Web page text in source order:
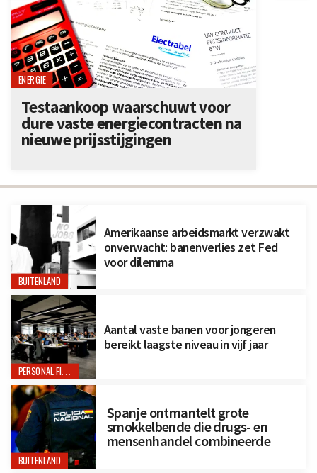
BUITENLAND
Amerikaanse arbeidsmarkt verzwakt
onverwacht: banenverlies zet Fed
voor dilemma
PERSONAL FINANCE
Aantal vaste banen voor jongeren
bereikt laagste niveau in vijf jaar
BUITENLAND
Spanje ontmantelt grote
smokkelbende die drugs- en
mensenhandel combineerde
ENERGIE
Testaankoop waarschuwt voor
dure vaste energiecontracten na
nieuwe prijsstijgingen